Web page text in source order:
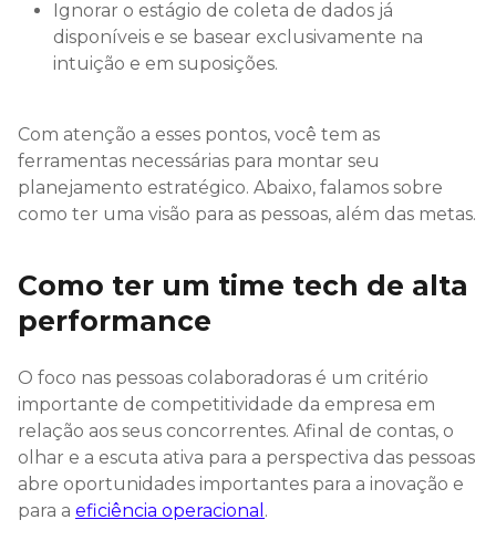
Ignorar o estágio de coleta de dados já
disponíveis e se basear exclusivamente na
intuição e em suposições.
Com atenção a esses pontos, você tem as
ferramentas necessárias para montar seu
planejamento estratégico. Abaixo, falamos sobre
como ter uma visão para as pessoas, além das metas.
Como ter um time tech de alta
performance
O foco nas pessoas colaboradoras é um critério
importante de competitividade da empresa em
relação aos seus concorrentes. Afinal de contas, o
olhar e a escuta ativa para a perspectiva das pessoas
abre oportunidades importantes para a inovação e
para a eficiência operacional .